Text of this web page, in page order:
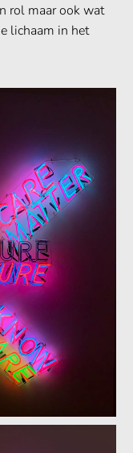
rol maar ook wat
lichaam in het